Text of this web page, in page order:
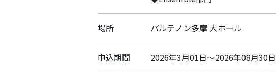
場所 パルテノン多摩 大ホール
申込期間 2026年3月01日～2026年08月30日